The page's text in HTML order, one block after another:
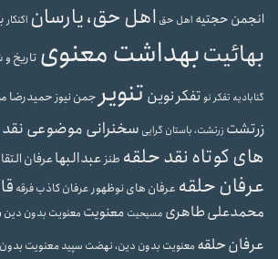
انجمن حجتیه اهل حق اهل حق، یارسان اکنکار
بهائیتبهداشت معنوی تاریخ
گنابادیه تفکر نوتفکر نوین تنویر جمن نیوز حمیدرضا
زرتشت زرتشت، باستان گرایی سخنرانی موضوعی
های کوتاه نقد حلقه طنز عبدالبهاعرفان
عرفان حلقه عرفان های نوظهور عرفان کاذبفرقه
محمدعلی طاهری مسیحیت معنویت معنویت بدون دین
عرفان حلقه معنویت بدون دین، نهضت سپیدمعنویت بدون